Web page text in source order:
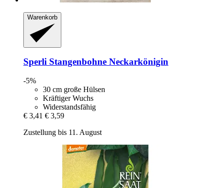
Warenkorb
Sperli Stangenbohne Neckarkönigin
-5%
30 cm große Hülsen
Kräftiger Wuchs
Widerstandsfähig
€ 3,41 € 3,59
Zustellung bis 11. August